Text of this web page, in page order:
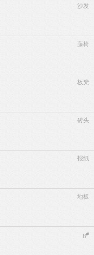
沙发
藤椅
板凳
砖头
报纸
地板
8#